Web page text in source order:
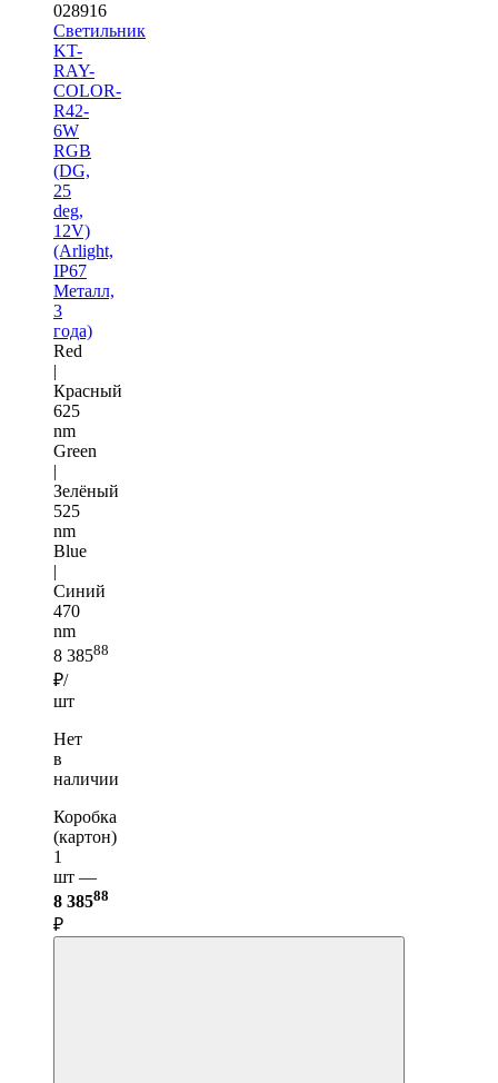
028916
Светильник
KT-
RAY-
COLOR-
R42-
6W
RGB
(DG,
25
deg,
12V)
(Arlight,
IP67
Металл,
3
года)
Red
|
Красный
625
nm
Green
|
Зелёный
525
nm
Blue
|
Синий
470
nm
8 38588
₽/
шт
Нет
в
наличии
Коробка
(картон)
1
шт —
8 38588
₽